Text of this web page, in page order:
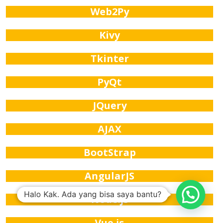
Web2Py
Kivy
Tkinter
PyQt
JQuery
AJAX
BootStrap
AngularJS
Node.js
Halo Kak. Ada yang bisa saya bantu?